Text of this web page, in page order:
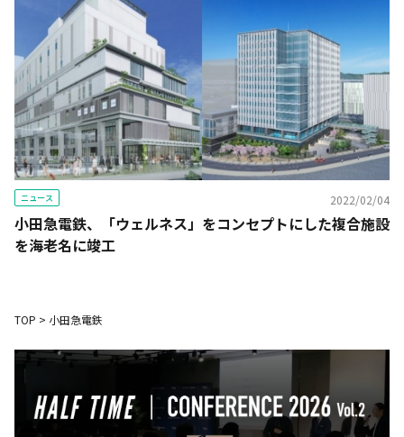
ニュース 2022/02/04
小田急電鉄、「ウェルネス」をコンセプトにした複合施設
を海老名に竣工
TOP > 小田急電鉄